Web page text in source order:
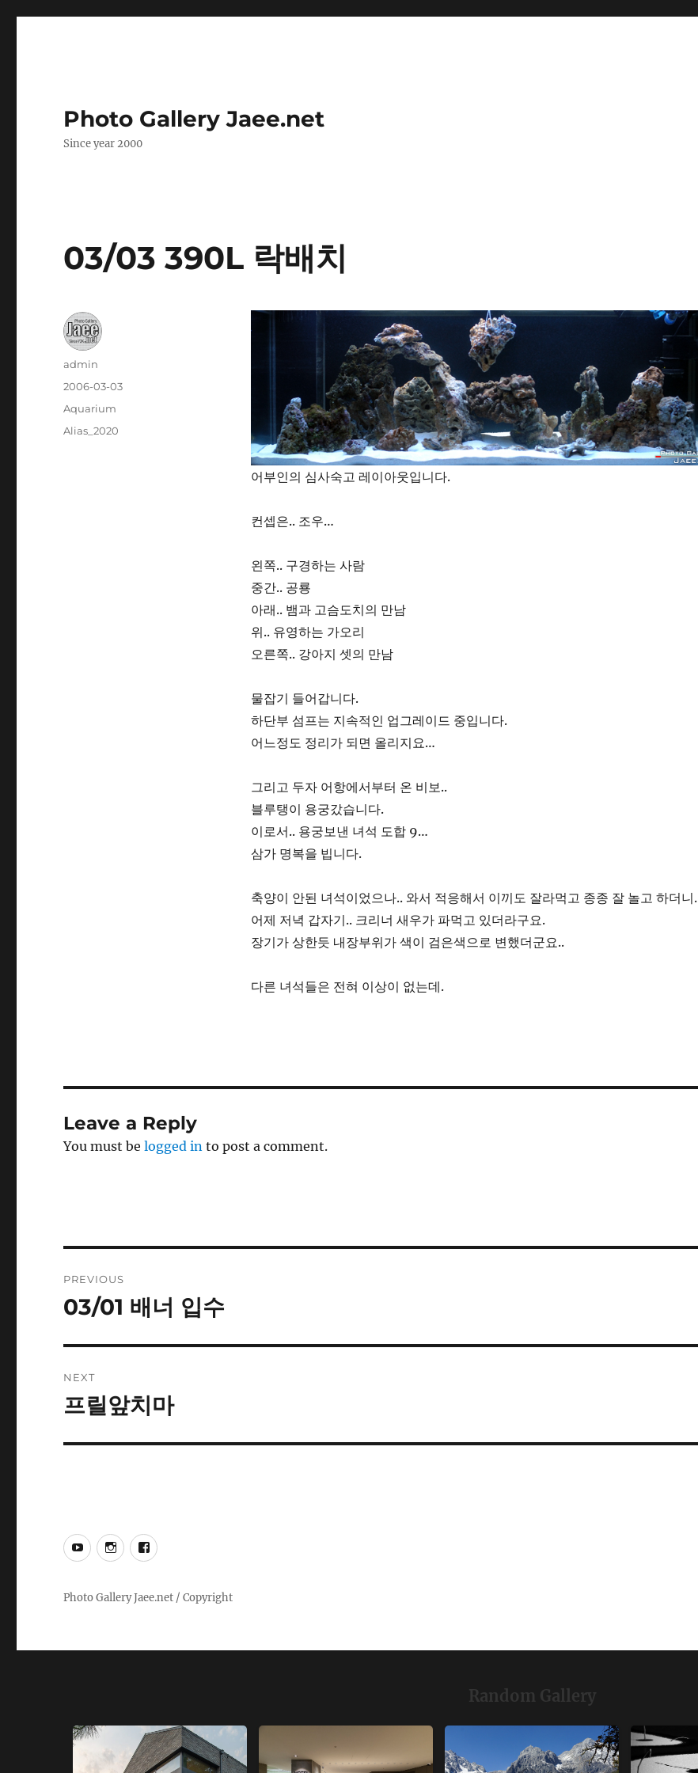
Photo Gallery Jaee.net
Since year 2000
03/03 390L 락배치
어부인의 심사숙고 레이아웃입니다.
컨셉은.. 조우…
왼쪽.. 구경하는 사람
중간.. 공룡
아래.. 뱀과 고슴도치의 만남
위.. 유영하는 가오리
오른쪽.. 강아지 셋의 만남
물잡기 들어갑니다.
하단부 섬프는 지속적인 업그레이드 중입니다.
어느정도 정리가 되면 올리지요…
그리고 두자 어항에서부터 온 비보..
블루탱이 용궁갔습니다.
이로서.. 용궁보낸 녀석 도합 9…
삼가 명복을 빕니다.
축양이 안된 녀석이었으나.. 와서 적응해서 이끼도 잘라먹고 종종 잘 놀고 하더니.
어제 저녁 갑자기.. 크리너 새우가 파먹고 있더라구요.
장기가 상한듯 내장부위가 색이 검은색으로 변했더군요..
다른 녀석들은 전혀 이상이 없는데.
Author
admin
Posted
2006-03-03
Categories
Aquarium
Tags
Alias_2020
Leave a Reply
You must belogged in to post a comment.
navigation
PREVIOUS
Previous
03/01 배너 입수
NEXT
Next
프릴앞치마
YouTubeInstagramFacebook
Random Gallery